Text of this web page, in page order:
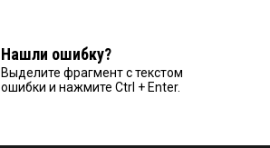
Нашли ошибку?
Выделите фрагмент с текстом
ошибки и нажмите Ctrl + Enter.